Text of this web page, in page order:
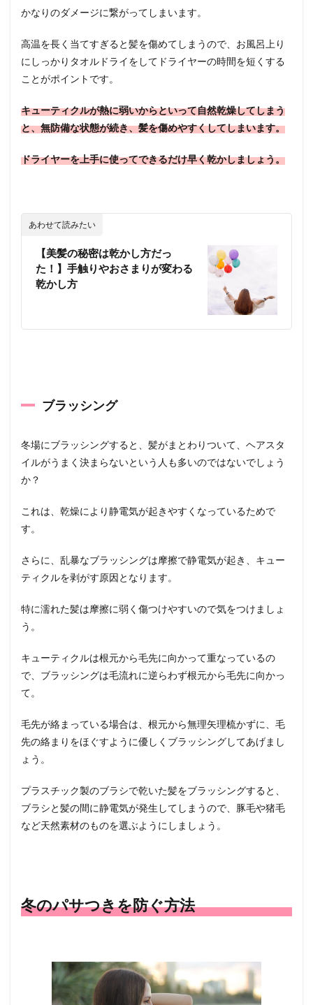
かなりのダメージに繋がってしまいます。
高温を長く当てすぎると髪を傷めてしまうので、お風呂上り
にしっかりタオルドライをしてドライヤーの時間を短くする
ことがポイントです。
キューティクルが熱に弱いからといって自然乾燥してしまう
と、無防備な状態が続き、髪を傷めやすくしてしまいます。
ドライヤーを上手に使ってできるだけ早く乾かしましょう。
あわせて読みたい
【美髪の秘密は乾かし方だっ
た！】手触りやおさまりが変わる
乾かし方
ブラッシング
冬場にブラッシングすると、髪がまとわりついて、ヘアスタ
イルがうまく決まらないという人も多いのではないでしょう
か？
これは、乾燥により静電気が起きやすくなっているためで
す。
さらに、乱暴なブラッシングは摩擦で静電気が起き、キュー
ティクルを剥がす原因となります。
特に濡れた髪は摩擦に弱く傷つけやすいので気をつけましょ
う。
キューティクルは根元から毛先に向かって重なっているの
で、ブラッシングは毛流れに逆らわず根元から毛先に向かっ
て。
毛先が絡まっている場合は、根元から無理矢理梳かずに、毛
先の絡まりをほぐすように優しくブラッシングしてあげまし
ょう。
プラスチック製のブラシで乾いた髪をブラッシングすると、
ブラシと髪の間に静電気が発生してしまうので、豚毛や猪毛
など天然素材のものを選ぶようにしましょう。
冬のパサつきを防ぐ方法